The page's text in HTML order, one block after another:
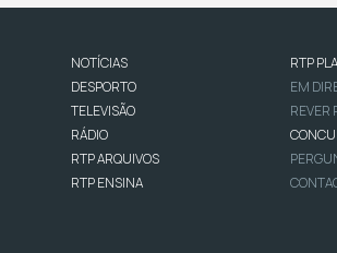
NOTÍCIAS
DESPORTO
TELEVISÃO
RÁDIO
RTP ARQUIVOS
RTP ENSINA
RTP
EM
REVER